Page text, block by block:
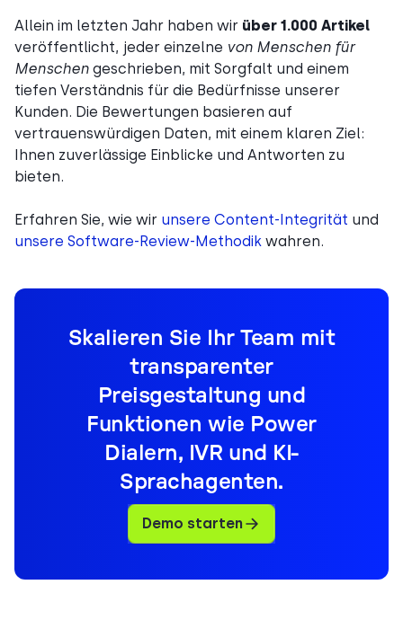
Allein im letzten Jahr haben wir über 1.000 Artikel
veröffentlicht, jeder einzelne von Menschen für
Menschen geschrieben, mit Sorgfalt und einem
tiefen Verständnis für die Bedürfnisse unserer
Kunden. Die Bewertungen basieren auf
vertrauenswürdigen Daten, mit einem klaren Ziel:
Ihnen zuverlässige Einblicke und Antworten zu
bieten.
Erfahren Sie, wie wir unsere Content-Integrität und
unsere Software-Review-Methodik wahren.
Skalieren Sie Ihr Team mit
transparenter
Preisgestaltung und
Funktionen wie Power
Dialern, IVR und KI-
Sprachagenten.
Demo starten